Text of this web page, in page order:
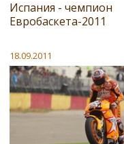
Испания - чемпион
Евробаскета-2011
18.09.2011